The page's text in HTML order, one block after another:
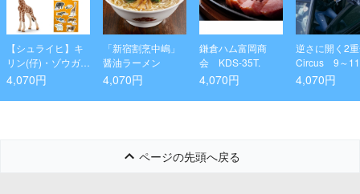
【シュライヒ】キ
リン(仔)・ゾウガ
メ・コウテイペン
カーセット
4,070円
「新宿割烹中嶋」
醤油ラーメン
4,070円
鎌倉ハム富岡商
会 KDS-35T.
4,070円
逆さに開く2
Circus 9～
ー/全11カラー
4,070円
ページの先頭へ戻る